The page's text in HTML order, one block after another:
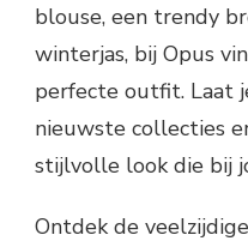
blouse, een trendy
winterjas, bij Opus
perfecte outfit. Laat
nieuwste collecties
stijlvolle look die bij
Ontdek de